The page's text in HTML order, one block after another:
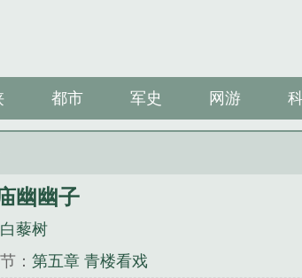
都市 军史 网游
幽幽子
白藜树
：第五章 青楼看戏